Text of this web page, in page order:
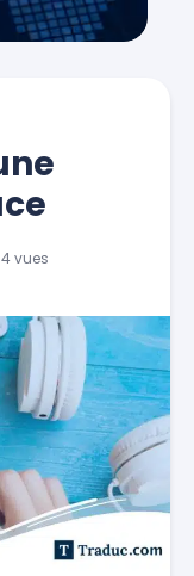
vues